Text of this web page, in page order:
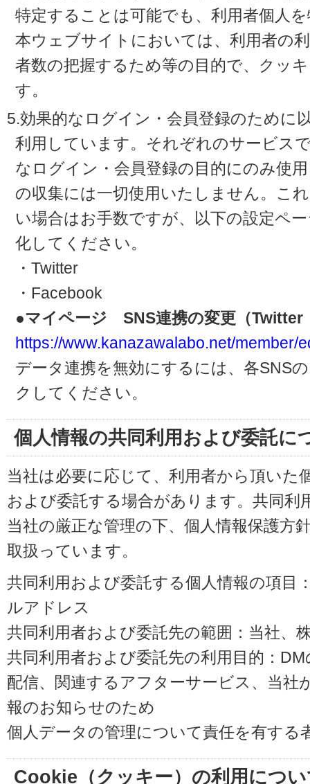
特定することは可能でも、利用者個人
本ウェブサイトにおいては、利用者の
者数の把握するため等の目的で、クッ
す。
5.効果的なログイン・会員登録のために
利用しています。それぞれのサービス
なログイン・会員登録の目的にのみ使
の収集には一切使用いたしません。こ
い場合はお手数ですが、以下の設定ペ
化してください。
・Twitter
・Facebook
●マイページ SNS連携の変更（Twitter
https://www.kanazawalabo.net/member/
データ連携を無効にするには、各SNS
クしてください。
個人情報の共同利用および委託に
当社は必要に応じて、利用者から頂いた
および委託する場合があります。共同利
当社の厳正な管理の下、個人情報保護方
取扱っています。
共同利用および委託する個人情報の項目
ルアドレス
共同利用者および委託先の範囲：当社、
共同利用者および委託先の利用目的：
配信、関連するアフターサービス、当社
報のお知らせのため
個人データの管理について責任を有する
Cookie（クッキー）の利用につ